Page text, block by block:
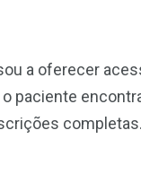
a oferecer
o paciente